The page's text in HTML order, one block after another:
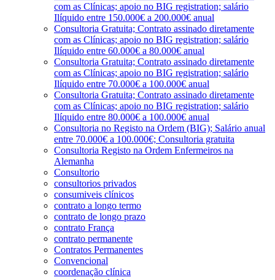
com as Clínicas; apoio no BIG registration; salário
Ilíquido entre 150.000€ a 200.000€ anual
Consultoria Gratuita; Contrato assinado diretamente
com as Clínicas; apoio no BIG registration; salário
Ilíquido entre 60.000€ a 80.000€ anual
Consultoria Gratuita; Contrato assinado diretamente
com as Clínicas; apoio no BIG registration; salário
Ilíquido entre 70.000€ a 100.000€ anual
Consultoria Gratuita; Contrato assinado diretamente
com as Clínicas; apoio no BIG registration; salário
Ilíquido entre 80.000€ a 100.000€ anual
Consultoria no Registo na Ordem (BIG); Salário anual
entre 70.000€ a 100.000€; Consultoria gratuita
Consultoria Registo na Ordem Enfermeiros na
Alemanha
Consultorio
consultorios privados
consumiveis clínicos
contrato a longo termo
contrato de longo prazo
contrato França
contrato permanente
Contratos Permanentes
Convencional
coordenação clínica